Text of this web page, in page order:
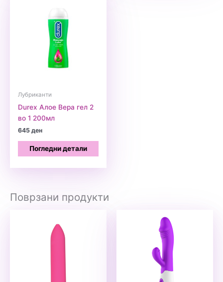
Лубриканти
Durex Алое Вера гел 2
во 1 200мл
645ден
Погледни детали
Поврзани продукти